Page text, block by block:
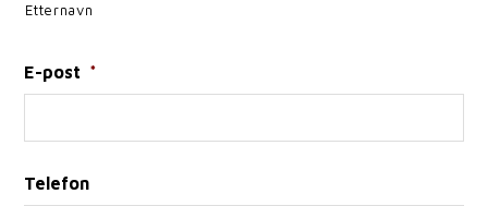
Etternavn
E-post *
Telefon